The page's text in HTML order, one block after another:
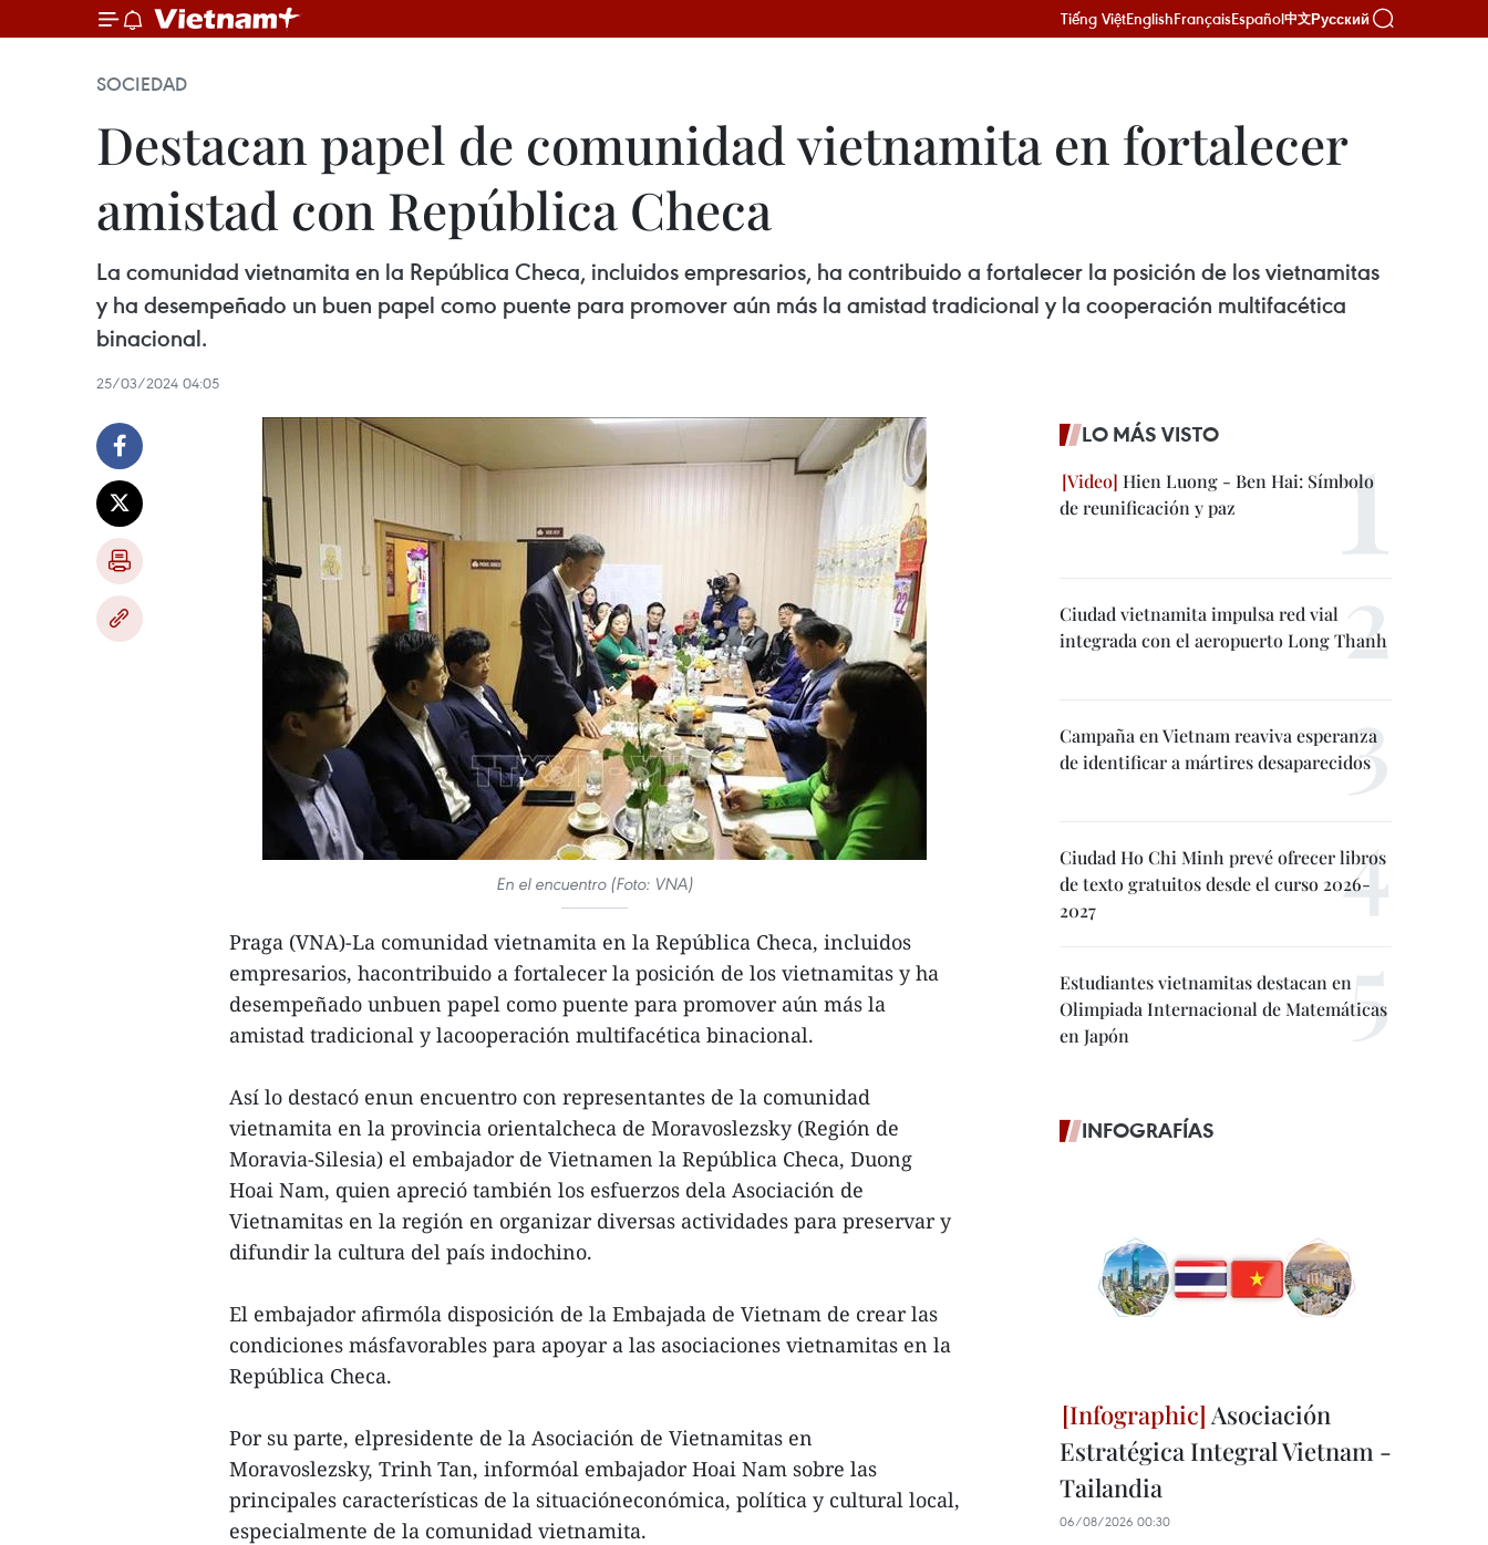
Tiếng ViệtEnglishFrançaisEspañol中文Русский
SOCIEDAD
Destacan papel de comunidad vietnamita en fortalecer
amistad con República Checa
La comunidad vietnamita en la República Checa, incluidos empresarios, ha contribuido a fortalecer la posición de los vietnamitas
y ha desempeñado un buen papel como puente para promover aún más la amistad tradicional y la cooperación multifacética
binacional.
25/03/2024 04:05
En el encuentro (Foto: VNA)
Praga (VNA)-La comunidad vietnamita en la República Checa, incluidos
empresarios, hacontribuido a fortalecer la posición de los vietnamitas y ha
desempeñado unbuen papel como puente para promover aún más la
amistad tradicional y lacooperación multifacética binacional.
Así lo destacó enun encuentro con representantes de la comunidad
vietnamita en la provincia orientalcheca de Moravoslezsky (Región de
Moravia-Silesia) el embajador de Vietnamen la República Checa, Duong
Hoai Nam, quien apreció también los esfuerzos dela Asociación de
Vietnamitas en la región en organizar diversas actividades para preservar y
difundir la cultura del país indochino.
El embajador afirmóla disposición de la Embajada de Vietnam de crear las
condiciones másfavorables para apoyar a las asociaciones vietnamitas en la
República Checa.
Por su parte, elpresidente de la Asociación de Vietnamitas en
Moravoslezsky, Trinh Tan, informóal embajador Hoai Nam sobre las
principales características de la situacióneconómica, política y cultural local,
especialmente de la comunidad vietnamita.
LO MÁS VISTO
Hien Luong - Ben Hai: Símbolo
de reunificación y paz
Ciudad vietnamita impulsa red vial
integrada con el aeropuerto Long Thanh
Campaña en Vietnam reaviva esperanza
de identificar a mártires desaparecidos
Ciudad Ho Chi Minh prevé ofrecer libros
de texto gratuitos desde el curso 2026-
2027
Estudiantes vietnamitas destacan en
Olimpiada Internacional de Matemáticas
en Japón
INFOGRAFÍAS
Asociación
Estratégica Integral Vietnam -
Tailandia
06/08/2026 00:30